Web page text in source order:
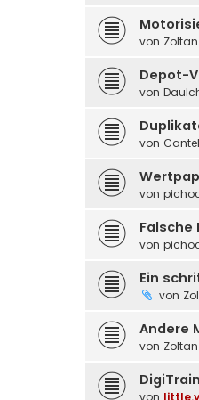
von Zoltan
Depot-
von
von
von
Falsche
von
Ein
von
Andere
von Zoltan